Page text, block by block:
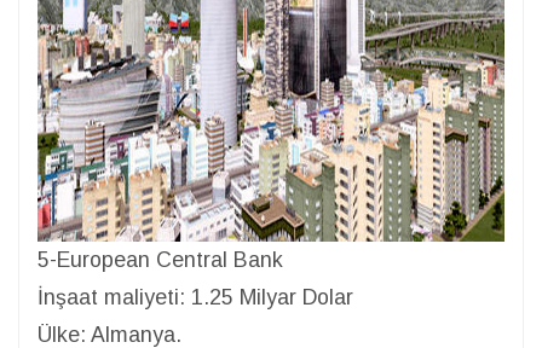
5-European Central Bank
İnşaat maliyeti: 1.25 Milyar Dolar
Ülke: Almanya.